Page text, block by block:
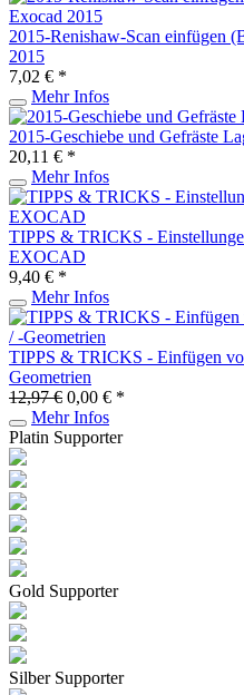
2015-Renishaw-Scan einfügen
2015
7,02 € *
Mehr Infos
2015-Geschiebe und Gefräste
20,11 € *
Mehr Infos
TIPPS & TRICKS -
EXOCAD
9,40 € *
Mehr Infos
TIPPS & TRICKS - Einfügen
Geometrien
12,97 € 0,00 € *
Mehr Infos
Platin Supporter
Gold Supporter
Silber Supporter